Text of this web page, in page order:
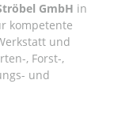
GmbH in
kompetente
und
, Forst-,
und